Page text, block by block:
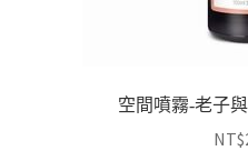
空間噴霧-老子
NT$